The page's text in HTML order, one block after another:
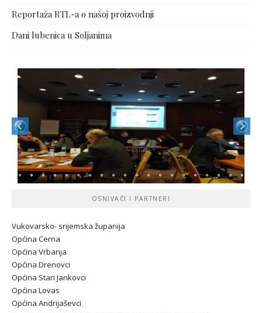
Reportaža RTL-a o našoj proizvodnji
Dani lubenica u Soljanima
OSNIVAČI I PARTNERI
Vukovarsko- srijemska županija
Općina Cerna
Općina Vrbanja
Općina Drenovci
Općina Stari Jankovci
Općina Lovas
Općina Andrijaševci